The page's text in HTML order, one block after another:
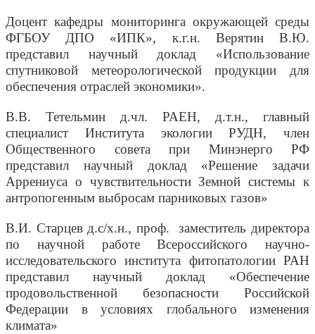
Доцент кафедры мониторинга окружающей среды
ФГБОУ ДПО «ИПК», к.г.н. Верятин В.Ю.
представил научный доклад «Использование
спутниковой метеорологической продукции для
обеспечения отраслей экономики».
В.В. Тетельмин д.чл. РАЕН, д.т.н., главный
специалист Института экологии РУДН, член
Общественного совета при Минэнерго РФ
представил научный доклад «Решение задачи
Аррениуса о чувствительности Земной системы к
антропогенным выбросам парниковых газов»
В.И. Старцев д.с/х.н., проф. заместитель директора
по научной работе Всероссийского научно-
исследовательского института фитопатологии РАН
представил научный доклад «Обеспечение
продовольственной безопасности Российской
Федерации в условиях глобального изменения
климата»